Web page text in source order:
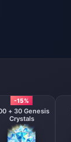
-15%
+ 30 Genesis
Crystals